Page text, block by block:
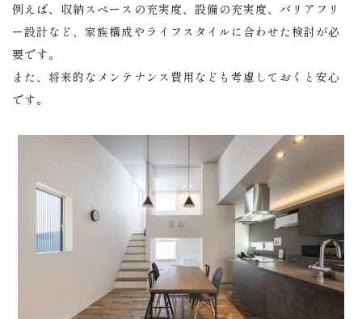
例えば、収納スペースの充実度、設備の充実度、バリアフリ
ー設計など、家族構成やライフスタイルに合わせた検討が必
要です。
また、将来的なメンテナンス費用なども考慮しておくと安心
です。